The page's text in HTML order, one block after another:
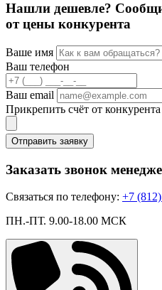
Нашли дешевле?
от цены конкурента
Ваше имя
Ваш телефон
Ваш email
Прикрепить счёт от конкурента
Отправить заявку
Заказать звонок
Связаться по телефону: +7
ПН.-ПТ. 9.00-18.00 МСК